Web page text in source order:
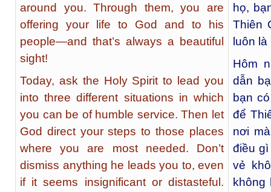
around you. Through them, you are
offering your life to God and to his
people—and that’s always a beautiful
sight!
Today, ask the Holy Spirit to lead you
into three different situations in which
you can be of humble service. Then let
God direct your steps to those places
where you are most needed. Don’t
dismiss anything he leads you to, even
if it seems insignificant or distasteful.
họ,
Thiên
luôn là
Hôm
dẫn
bạn
để
nơi
điều gì
vẻ
không